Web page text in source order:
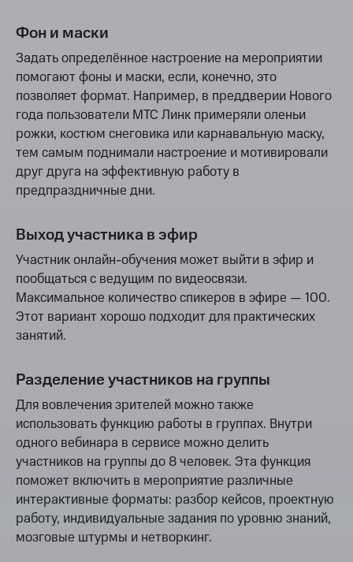
Фон и маски
Задать определённое настроение на мероприятии
помогают фоны и маски, если, конечно, это
позволяет формат. Например, в преддверии Нового
года пользователи МТС Линк примеряли оленьи
рожки, костюм снеговика или карнавальную маску,
тем самым поднимали настроение и мотивировали
друг друга на эффективную работу в
предпраздничные дни.
Выход участника в эфир
Участник онлайн-обучения может выйти в эфир и
пообщаться с ведущим по видеосвязи.
Максимальное количество спикеров в эфире — 100.
Этот вариант хорошо подходит для практических
занятий.
Разделение участников на группы
Для вовлечения зрителей можно также
использовать функцию работы в группах. Внутри
одного вебинара в сервисе можно делить
участников на группы до 8 человек. Эта функция
поможет включить в мероприятие различные
интерактивные форматы: разбор кейсов, проектную
работу, индивидуальные задания по уровню знаний,
мозговые штурмы и нетворкинг.